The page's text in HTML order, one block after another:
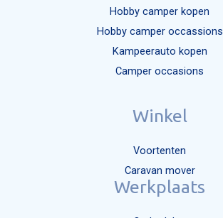
Hobby camper kopen
Hobby camper occassions
Kampeerauto kopen
Camper occasions
Winkel
Voortenten
Caravan mover
Werkplaats